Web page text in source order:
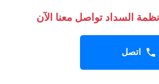
السداد تواصل معنا الآن
اتصل